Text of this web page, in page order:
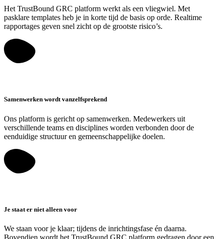
Het TrustBound GRC platform werkt als een vliegwiel. Met
pasklare templates heb je in korte tijd de basis op orde. Realtime
rapportages geven snel zicht op de grootste risico’s.
Samenwerken wordt vanzelfsprekend
Ons platform is gericht op samenwerken. Medewerkers uit
verschillende teams en disciplines worden verbonden door de
eenduidige structuur en gemeenschappelijke doelen.
Je staat er niet alleen voor
We staan voor je klaar; tijdens de inrichtingsfase én daarna.
Bovendien wordt het TrustBound GRC platform gedragen door een